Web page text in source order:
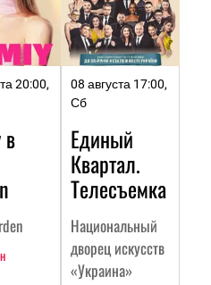
20:00,
08 августа 17:00,
Сб
Единый
Квартал.
Телесъемка
Национальный
дворец искусств
«Украина»